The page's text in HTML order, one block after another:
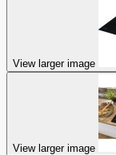
View larger image
View larger image